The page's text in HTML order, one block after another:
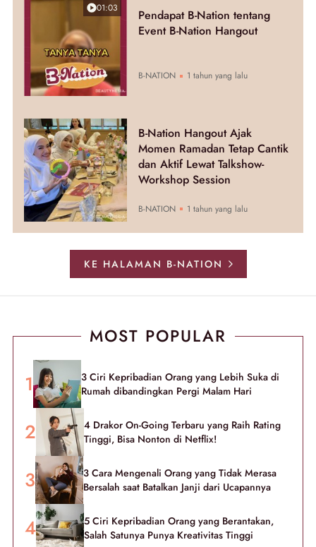
01:03
Pendapat B-Nation tentang
Event B-Nation Hangout
B-NATION 1 tahun yang lalu
B-Nation Hangout Ajak
Momen Ramadan Tetap Cantik
dan Aktif Lewat Talkshow-
Workshop Session
B-NATION 1 tahun yang lalu
KE HALAMAN B-NATION
MOST POPULAR
3 Ciri Kepribadian Orang yang Lebih Suka di
Rumah dibandingkan Pergi Malam Hari
4 Drakor On-Going Terbaru yang Raih Rating
Tinggi, Bisa Nonton di Netflix!
3 Cara Mengenali Orang yang Tidak Merasa
Bersalah saat Batalkan Janji dari Ucapannya
5 Ciri Kepribadian Orang yang Berantakan,
Salah Satunya Punya Kreativitas Tinggi